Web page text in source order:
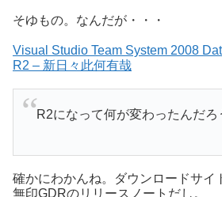
そゆもの。なんだが・・・
Visual Studio Team System 2008
R2 – 新日々此何有哉
R2になって何が変わったんだろ
確かにわかんね。ダウンロードサイ
無印GDRのリリースノートだし。